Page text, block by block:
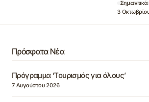
Σημαντικά
3
Πρόσφατα Νέα
Πρόγραμμα ‘Τουρισμός για όλους’
7 Αυγούστου 2026